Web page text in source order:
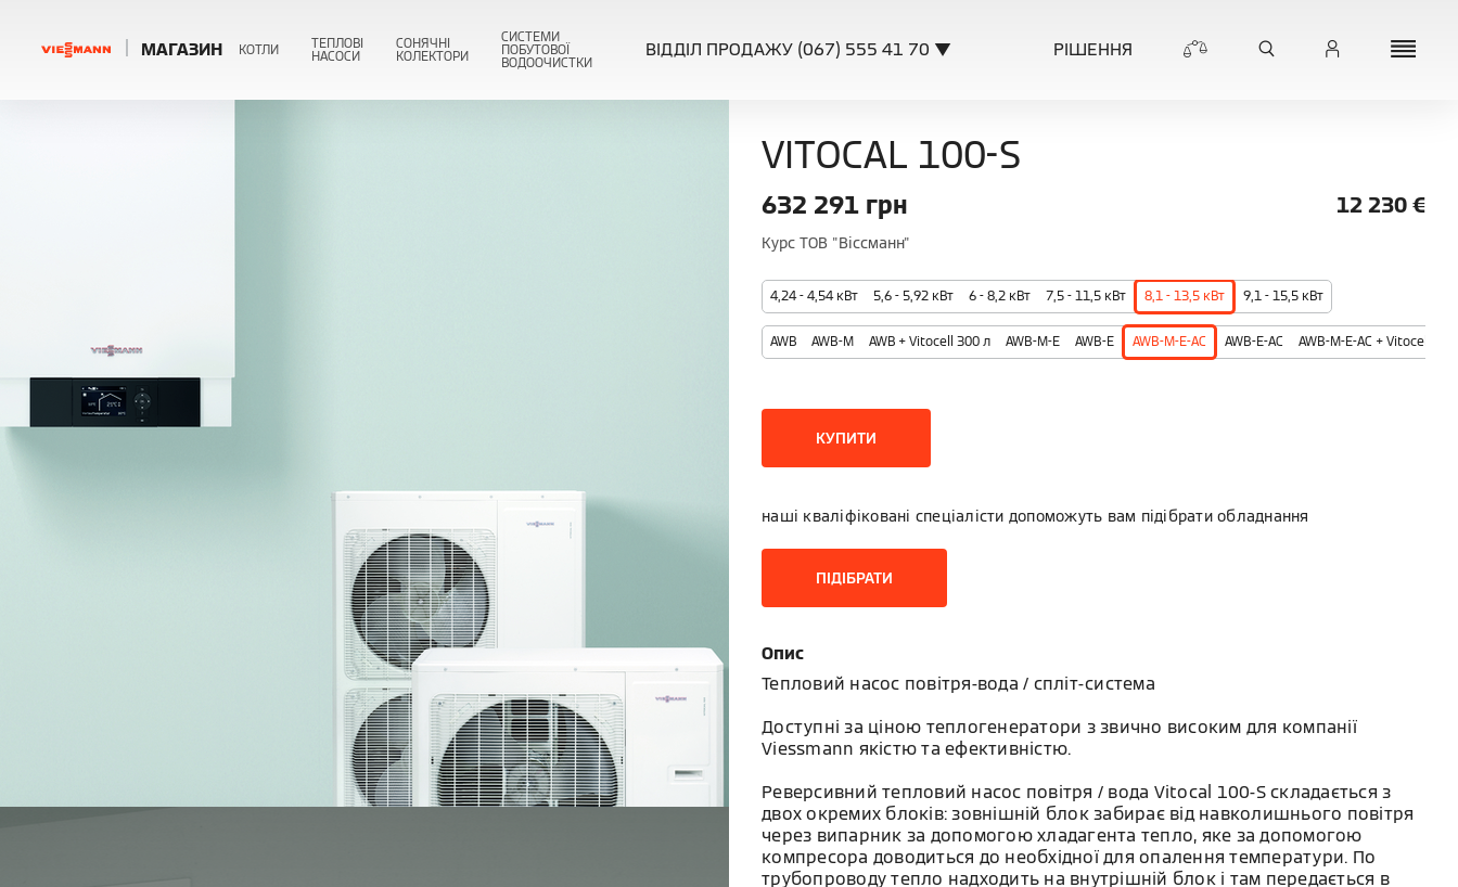
МАГАЗИН КОТЛИ ТЕПЛОВІ
НАСОСИ
СОНЯЧНІ
КОЛЕКТОРИ
СИСТЕМИ
ПОБУТОВОЇ
ВОДООЧИСТКИ
ВІДДІЛ ПРОДАЖУ (067) 555 41 70 ▼ РІШЕННЯ
VITOCAL 100-S
632 291 грн 12 230 €
Курс ТОВ "Віссманн"
4,24 - 4,54 кВт 5,6 - 5,92 кВт 6 - 8,2 кВт 7,5 - 11,5 кВт 8,1 - 13,5 кВт 9,1 - 15,5 кВт
AWB AWB-M AWB + Vitocell 300 л AWB-M-E AWB-E AWB-M-E-AC AWB-E-AC AWB-M-E-AC + Vitocell
КУПИТИ
наші кваліфіковані спеціалісти допоможуть вам підібрати обладнання
ПІДІБРАТИ
Опис
Тепловий насос повітря-вода / спліт-система
Доступні за ціною теплогенератори з звично високим для компанії
Viessmann якістю та ефективністю.
Реверсивний тепловий насос повітря / вода Vitocal 100-S складається з
двох окремих блоків: зовнішній блок забирає від навколишнього повітря
через випарник за допомогою хладагента тепло, яке за допомогою
компресора доводиться до необхідної для опалення температури. По
трубопроводу тепло надходить на внутрішній блок і там передається в